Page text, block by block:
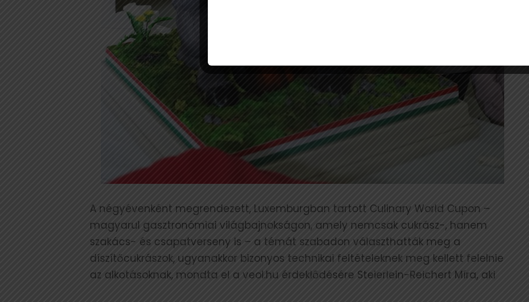
A négyévenként megrendezett, Luxemburgban tartott Culinary World Cupon –
magyarul gasztronómiai világbajnokságon, amely nemcsak cukrász-, hanem
szakács- és csapatverseny is – a témát szabadon választhatták meg a
díszítőcukrászok, ugyanakkor bizonyos technikai feltételeknek meg kellett felelnie
az alkotásoknak, mondta el a veol.hu érdeklődésére Steierlein-Reichert Míra, aki